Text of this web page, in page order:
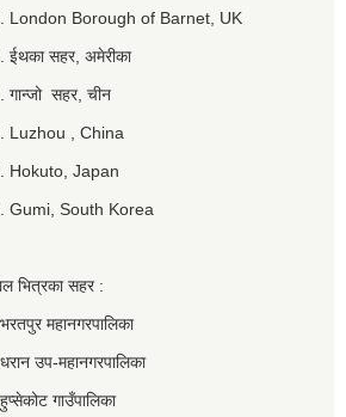
London Borough of Barnet, UK
ईथका सहर, अमेरीका
गान्जो सहर, चीन
Luzhou , China
Hokuto, Japan
Gumi, South Korea
भित्रका सहर :
महानगरपालिका
उप-महानगरपालिका
गाउँपालिका